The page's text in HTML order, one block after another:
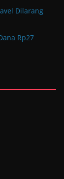
Dilarang
Rp27